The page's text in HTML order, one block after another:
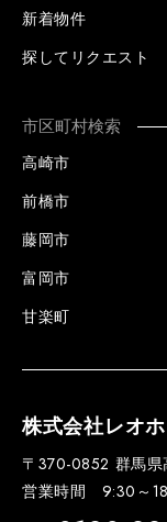
新着物件
探してリクエスト
市区町村検索
高崎市
前橋市
藤岡市
富岡市
甘楽町
株式会社レオ
〒370-0852 群馬県
営業時間 9:30～